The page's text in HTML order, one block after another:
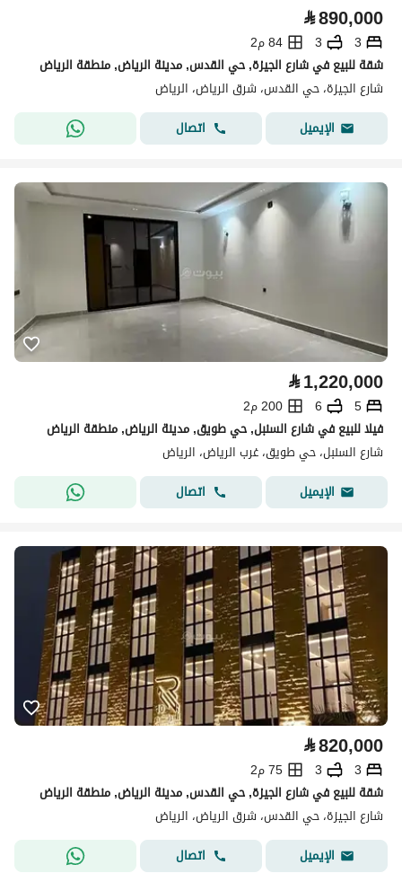
⃁890,000
3
3
84 م2
شقة للبيع في شارع الجيزة, حي القدس, مدينة الرياض, منطقة الرياض
شارع الجيزة، حي القدس، شرق الرياض، الرياض
الإيميل
اتصال
⃁1,220,000
5
6
200 م2
فيلا للبيع في شارع السنبل, حي طويق, مدينة الرياض, منطقة الرياض
شارع السنبل، حي طويق، غرب الرياض، الرياض
الإيميل
اتصال
⃁820,000
3
3
75 م2
شقة للبيع في شارع الجيزة, حي القدس, مدينة الرياض, منطقة الرياض
شارع الجيزة، حي القدس، شرق الرياض، الرياض
الإيميل
اتصال